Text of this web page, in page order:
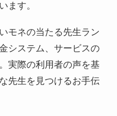
ます。
モネの当たる先生ラン
システム、サービスの
実際の利用者の声を基
先生を見つけるお手伝